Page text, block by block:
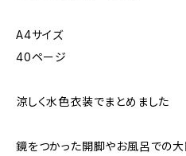
A4サイズ
40ページ
涼しく水色衣装でまとめました
鏡をつかった開脚やお風呂での大